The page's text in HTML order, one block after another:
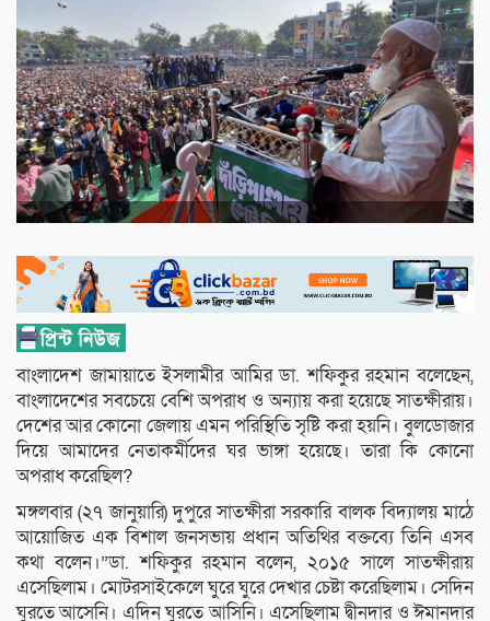
বাংলাদেশ জামায়াতে ইসলামীর আমির ডা. শফিকুর রহমান বলেছেন,
বাংলাদেশের সবচেয়ে বেশি অপরাধ ও অন্যায় করা হয়েছে সাতক্ষীরায়।
দেশের আর কোনো জেলায় এমন পরিস্থিতি সৃষ্টি করা হয়নি। বুলডোজার
দিয়ে আমাদের নেতাকর্মীদের ঘর ভাঙ্গা হয়েছে। তারা কি কোনো
অপরাধ করেছিল?
মঙ্গলবার (২৭ জানুয়ারি) দুপুরে সাতক্ষীরা সরকারি বালক বিদ্যালয় মাঠে
আয়োজিত এক বিশাল জনসভায় প্রধান অতিথির বক্তব্যে তিনি এসব
কথা বলেন।”ডা. শফিকুর রহমান বলেন, ২০১৫ সালে সাতক্ষীরায়
এসেছিলাম। মোটরসাইকেলে ঘুরে ঘুরে দেখার চেষ্টা করেছিলাম। সেদিন
ঘুরতে আসেনি। এদিন ঘুরতে আসিনি। এসেছিলাম দ্বীনদার ও ঈমানদার